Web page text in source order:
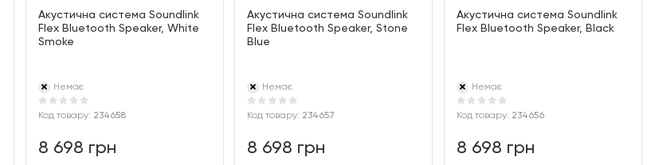
Акустична система Soundlink
Flex Bluetooth Speaker, White
Smoke
Немає
Код товару: 234658
8 698 грн
Акустична система Soundlink
Flex Bluetooth Speaker, Stone
Blue
Немає
Код товару: 234657
8 698 грн
Акустична система Soundlink
Flex Bluetooth Speaker, Black
Немає
Код товару: 234656
8 698 грн